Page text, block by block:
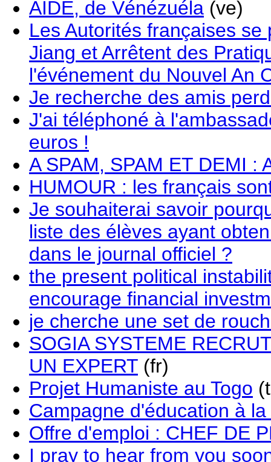
AIDE, de Vénézuéla (ve)
Les Autorités françaises
Jiang et Arrêtent des
l'événement du Nouvel An
Je recherche des amis
J'ai téléphoné à
euros !
A SPAM, SPAM ET DEMI :
HUMOUR : les français
Je souhaiterai savoir
liste des élèves ayant
dans le journal officiel ?
the present political
encourage financial
je cherche une set de
SOGIA SYSTEME
UN EXPERT (fr)
Projet Humaniste au Togo
Campagne d'éducation à
Offre d'emploi : CHEF DE
I pray to hear from you